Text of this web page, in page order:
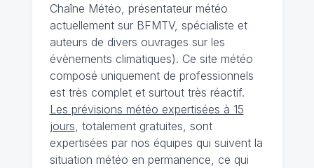
Chaîne Météo, présentateur météo
actuellement sur BFMTV, spécialiste et
auteurs de divers ouvrages sur les
évènements climatiques). Ce site météo
composé uniquement de professionnels
est très complet et surtout très réactif.
Les prévisions météo expertisées à 15
jours , totalement gratuites, sont
expertisées par nos équipes qui suivent la
situation météo en permanence, ce qui